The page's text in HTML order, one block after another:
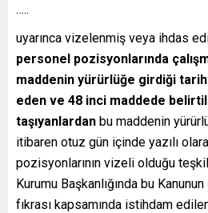
…..
uyarınca vizelenmiş veya ihdas
personel pozisyonlarında
maddenin yürürlüğe girdiği
eden ve 48 inci maddede
taşıyanlardan bu maddenin
itibaren otuz gün içinde yazılı
pozisyonlarının vizeli olduğu
Kurumu Başkanlığında bu
fıkrası kapsamında istihdam